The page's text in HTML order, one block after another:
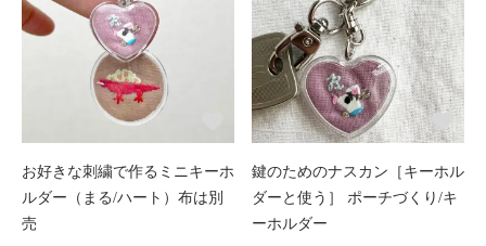
お好きな刺繍で作るミニキーホ
ルダー（まる/ハート）布は別
売
鍵のためのナスカン［キーホル
ダーと使う］ ポーチづくり/キ
ーホルダー